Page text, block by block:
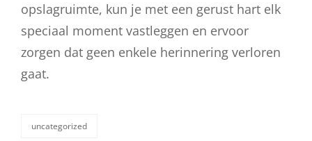
opslagruimte, kun je met een gerust hart elk
speciaal moment vastleggen en ervoor
zorgen dat geen enkele herinnering verloren
gaat.
categorieën
uncategorized